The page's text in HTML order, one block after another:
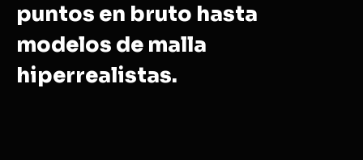
puntos en bruto hasta
modelos de malla
hiperrealistas.